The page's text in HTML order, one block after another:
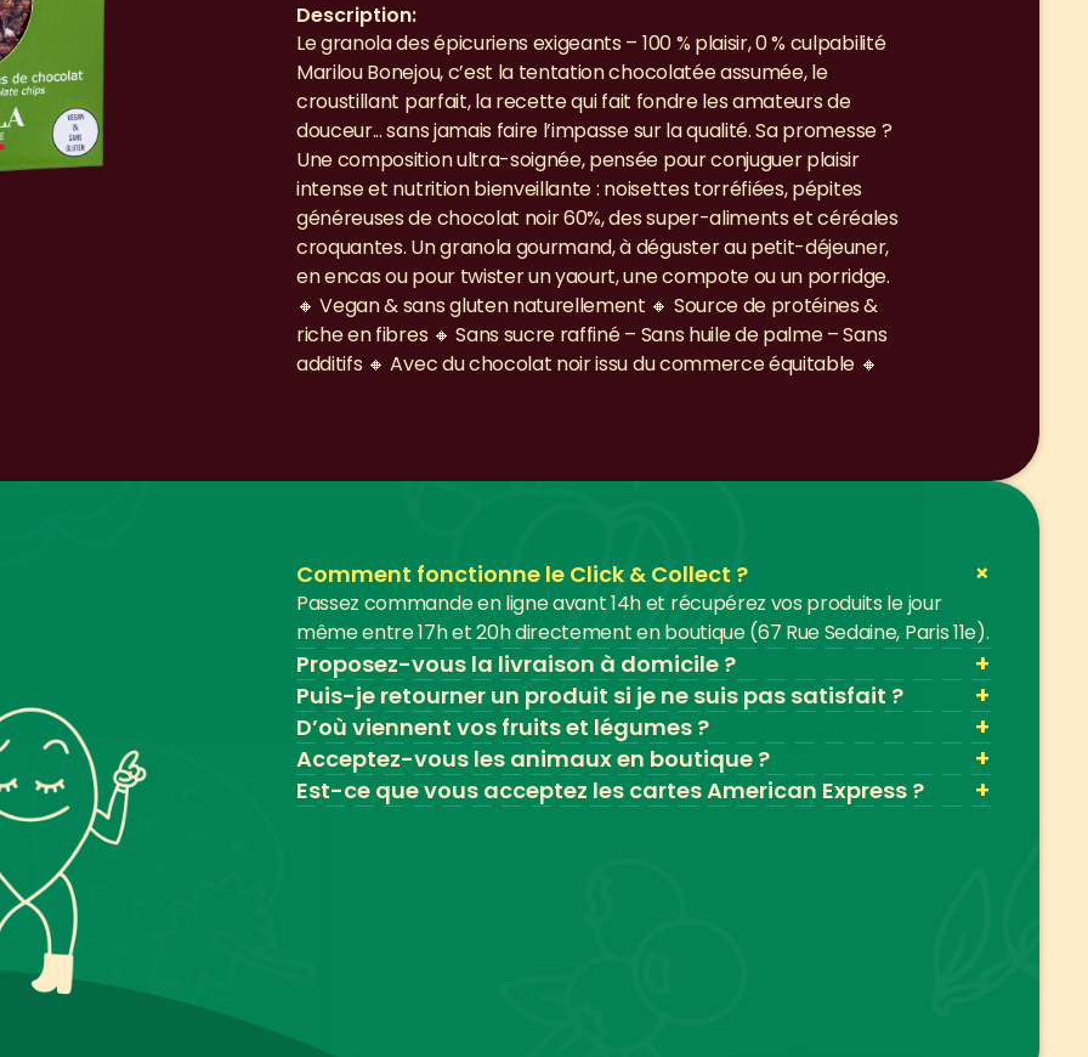
Description:
Le granola des épicuriens exigeants – 100 % plaisir, 0 % culpabilité
Marilou Bonejou, c’est la tentation chocolatée assumée, le
croustillant parfait, la recette qui fait fondre les amateurs de
douceur... sans jamais faire l’impasse sur la qualité. Sa promesse ?
Une composition ultra-soignée, pensée pour conjuguer plaisir
intense et nutrition bienveillante : noisettes torréfiées, pépites
généreuses de chocolat noir 60%, des super-aliments et céréales
croquantes. Un granola gourmand, à déguster au petit-déjeuner,
en encas ou pour twister un yaourt, une compote ou un porridge.
🔸 Vegan & sans gluten naturellement 🔸 Source de protéines &
riche en fibres 🔸 Sans sucre raffiné – Sans huile de palme – Sans
additifs 🔸 Avec du chocolat noir issu du commerce équitable 🔸
Comment fonctionne le Click & Collect ? +
Passez commande en ligne avant 14h et récupérez vos produits le jour
même entre 17h et 20h directement en boutique (67 Rue Sedaine, Paris 11e).
Proposez-vous la livraison à domicile ? +
Puis-je retourner un produit si je ne suis pas satisfait ? +
D’où viennent vos fruits et légumes ? +
Acceptez-vous les animaux en boutique ? +
Est-ce que vous acceptez les cartes American Express ? +